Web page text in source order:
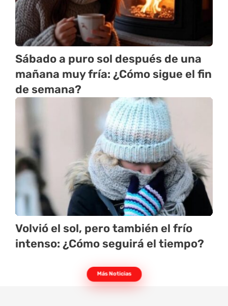
Sábado a puro sol después de una
mañana muy fría: ¿Cómo sigue el fin
de semana?
Volvió el sol, pero también el frío
intenso: ¿Cómo seguirá el tiempo?
Más Noticias